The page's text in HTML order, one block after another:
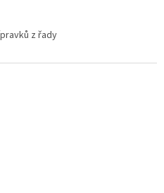
z řady